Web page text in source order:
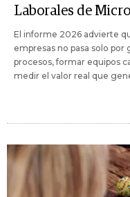
Laborales de
El informe 2026 advierte
empresas no pasa solo
procesos, formar equipos
medir el valor real que